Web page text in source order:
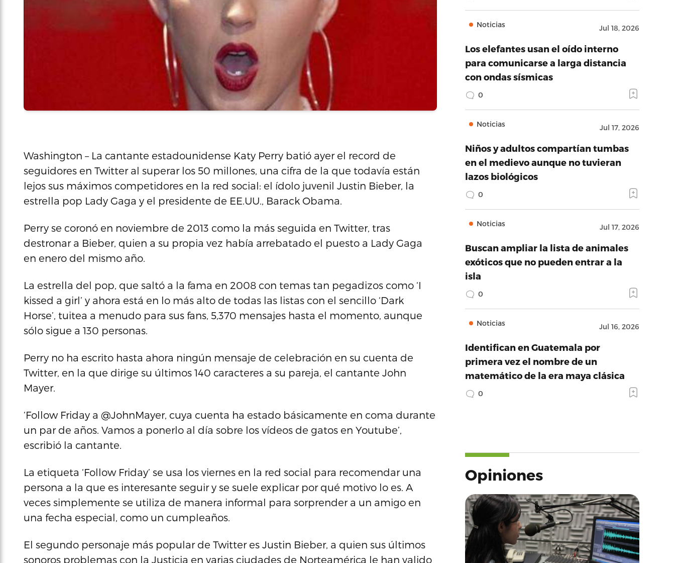
Washington – La cantante estadounidense Katy Perry batió ayer el record de
seguidores en Twitter al superar los 50 millones, una cifra de la que todavía están
lejos sus máximos competidores en la red social: el ídolo juvenil Justin Bieber, la
estrella pop Lady Gaga y el presidente de EE.UU., Barack Obama.
Perry se coronó en noviembre de 2013 como la más seguida en Twitter, tras
destronar a Bieber, quien a su propia vez había arrebatado el puesto a Lady Gaga
en enero del mismo año.
La estrella del pop, que saltó a la fama en 2008 con temas tan pegadizos como ‘I
kissed a girl’ y ahora está en lo más alto de todas las listas con el sencillo ‘Dark
Horse’, tuitea a menudo para sus fans, 5,370 mensajes hasta el momento, aunque
sólo sigue a 130 personas.
Perry no ha escrito hasta ahora ningún mensaje de celebración en su cuenta de
Twitter, en la que dirige su últimos 140 caracteres a su pareja, el cantante John
Mayer.
‘Follow Friday a @JohnMayer, cuya cuenta ha estado básicamente en coma durante
un par de años. Vamos a ponerlo al día sobre los vídeos de gatos en Youtube’,
escribió la cantante.
La etiqueta ‘Follow Friday’ se usa los viernes en la red social para recomendar una
persona a la que es interesante seguir y se suele explicar por qué motivo lo es. A
veces simplemente se utiliza de manera informal para sorprender a un amigo en
una fecha especial, como un cumpleaños.
El segundo personaje más popular de Twitter es Justin Bieber, a quien sus últimos
sonoros problemas con la Justicia en varias ciudades de Norteamérica le han valido
Noticias Jul 18, 2026
Los elefantes usan el oído interno
para comunicarse a larga distancia
con ondas sísmicas
0
Noticias Jul 17, 2026
Niños y adultos compartían tumbas
en el medievo aunque no tuvieran
lazos biológicos
0
Noticias Jul 17, 2026
Buscan ampliar la lista de animales
exóticos que no pueden entrar a la
isla
0
Noticias Jul 16, 2026
Identifican en Guatemala por
primera vez el nombre de un
matemático de la era maya clásica
0
Opiniones